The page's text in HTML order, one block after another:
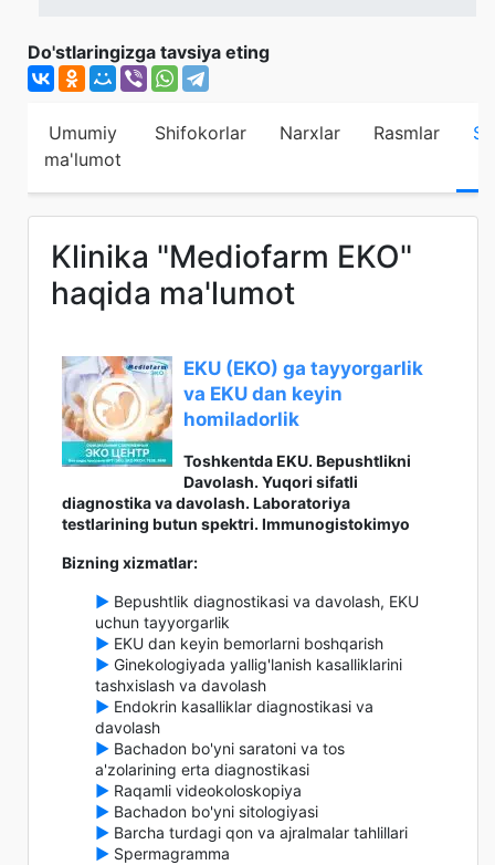
Do'stlaringizga tavsiya eting
Umumiy
ma'lumot
Shifokorlar Narxlar Rasmlar
Klinika "Mediofarm EKO"
haqida ma'lumot
EKU (EKO) ga tayyorgarlik
va EKU dan keyin
homiladorlik
Toshkentda EKU. Bepushtlikni
Davolash. Yuqori sifatli
diagnostika va davolash. Laboratoriya
testlarining butun spektri. Immunogistokimyo
Bizning xizmatlar:
► Bepushtlik diagnostikasi va davolash, EKU
uchun tayyorgarlik
► EKU dan keyin bemorlarni boshqarish
► Ginekologiyada yallig'lanish kasalliklarini
tashxislash va davolash
► Endokrin kasalliklar diagnostikasi va
davolash
► Bachadon bo'yni saratoni va tos
a'zolarining erta diagnostikasi
► Raqamli videokoloskopiya
► Bachadon bo'yni sitologiyasi
► Barcha turdagi qon va ajralmalar tahlillari
► Spermagramma